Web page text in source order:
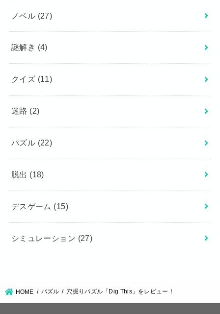
ノベル (27)
謎解き (4)
クイズ (11)
迷路 (2)
パズル (22)
脱出 (18)
デスゲーム (15)
シミュレーション (27)
HOME パズル 穴掘りパズル「Dig This」をレビュー！